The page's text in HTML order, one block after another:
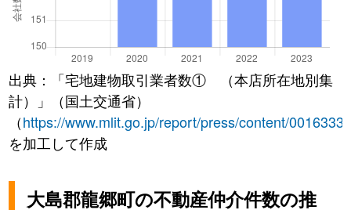
出典：「宅地建物取引業者数① （本店所在地別集
計）」（国土交通省）
（https://www.mlit.go.jp/report/press/content/
を加工して作成
大島郡龍郷町の不動産仲介件数の推